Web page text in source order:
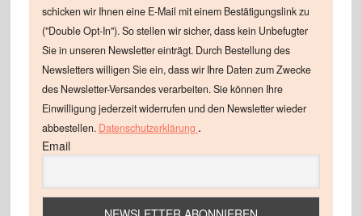
schicken wir Ihnen eine E-Mail mit einem Bestätigungslink zu
("Double Opt-In"). So stellen wir sicher, dass kein Unbefugter
Sie in unseren Newsletter einträgt. Durch Bestellung des
Newsletters willigen Sie ein, dass wir Ihre Daten zum Zwecke
des Newsletter-Versandes verarbeiten. Sie können Ihre
Einwilligung jederzeit widerrufen und den Newsletter wieder
abbestellen. Datenschutzerklärung .
Email